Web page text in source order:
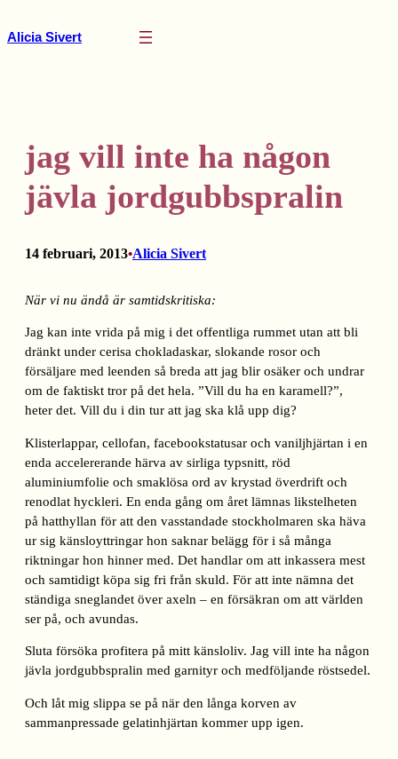
till
Alicia Sivert
jag vill inte ha någon
jävla jordgubbspralin
14 februari, 2013•Alicia Sivert
När vi nu ändå är samtidskritiska:
Jag kan inte vrida på mig i det offentliga rummet utan att bli
dränkt under cerisa chokladaskar, slokande rosor och
försäljare med leenden så breda att jag blir osäker och undrar
om de faktiskt tror på det hela. ”Vill du ha en karamell?”,
heter det. Vill du i din tur att jag ska klå upp dig?
Klisterlappar, cellofan, facebookstatusar och vaniljhjärtan i en
enda accelererande härva av sirliga typsnitt, röd
aluminiumfolie och smaklösa ord av krystad överdrift och
renodlat hyckleri. En enda gång om året lämnas likstelheten
på hatthyllan för att den vasstandade stockholmaren ska häva
ur sig känsloyttringar hon saknar belägg för i så många
riktningar hon hinner med. Det handlar om att inkassera mest
och samtidigt köpa sig fri från skuld. För att inte nämna det
ständiga sneglandet över axeln – en försäkran om att världen
ser på, och avundas.
Sluta försöka profitera på mitt känsloliv. Jag vill inte ha någon
jävla jordgubbspralin med garnityr och medföljande röstsedel.
Och låt mig slippa se på när den långa korven av
sammanpressade gelatinhjärtan kommer upp igen.